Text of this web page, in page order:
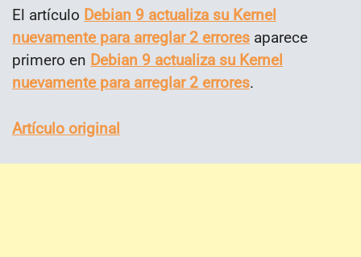
El artículo Debian 9 actualiza su Kernel
nuevamente para arreglar 2 errores aparece
primero en Debian 9 actualiza su Kernel
nuevamente para arreglar 2 errores.
Artículo original